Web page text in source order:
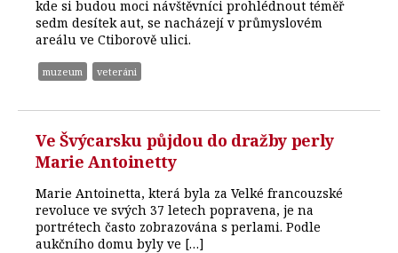
kde si budou moci návštěvníci prohlédnout téměř
sedm desítek aut, se nacházejí v průmyslovém
areálu ve Ctiborově ulici.
muzeum veteráni
Ve Švýcarsku půjdou do dražby perly
Marie Antoinetty
Marie Antoinetta, která byla za Velké francouzské
revoluce ve svých 37 letech popravena, je na
portrétech často zobrazována s perlami. Podle
aukčního domu byly ve […]